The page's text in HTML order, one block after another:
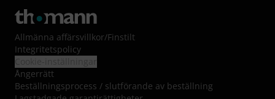
Allmänna affärsvillkor/Finstilt
Integritetspolicy
Ångerrätt
Beställningsprocess / slutförande av beställning